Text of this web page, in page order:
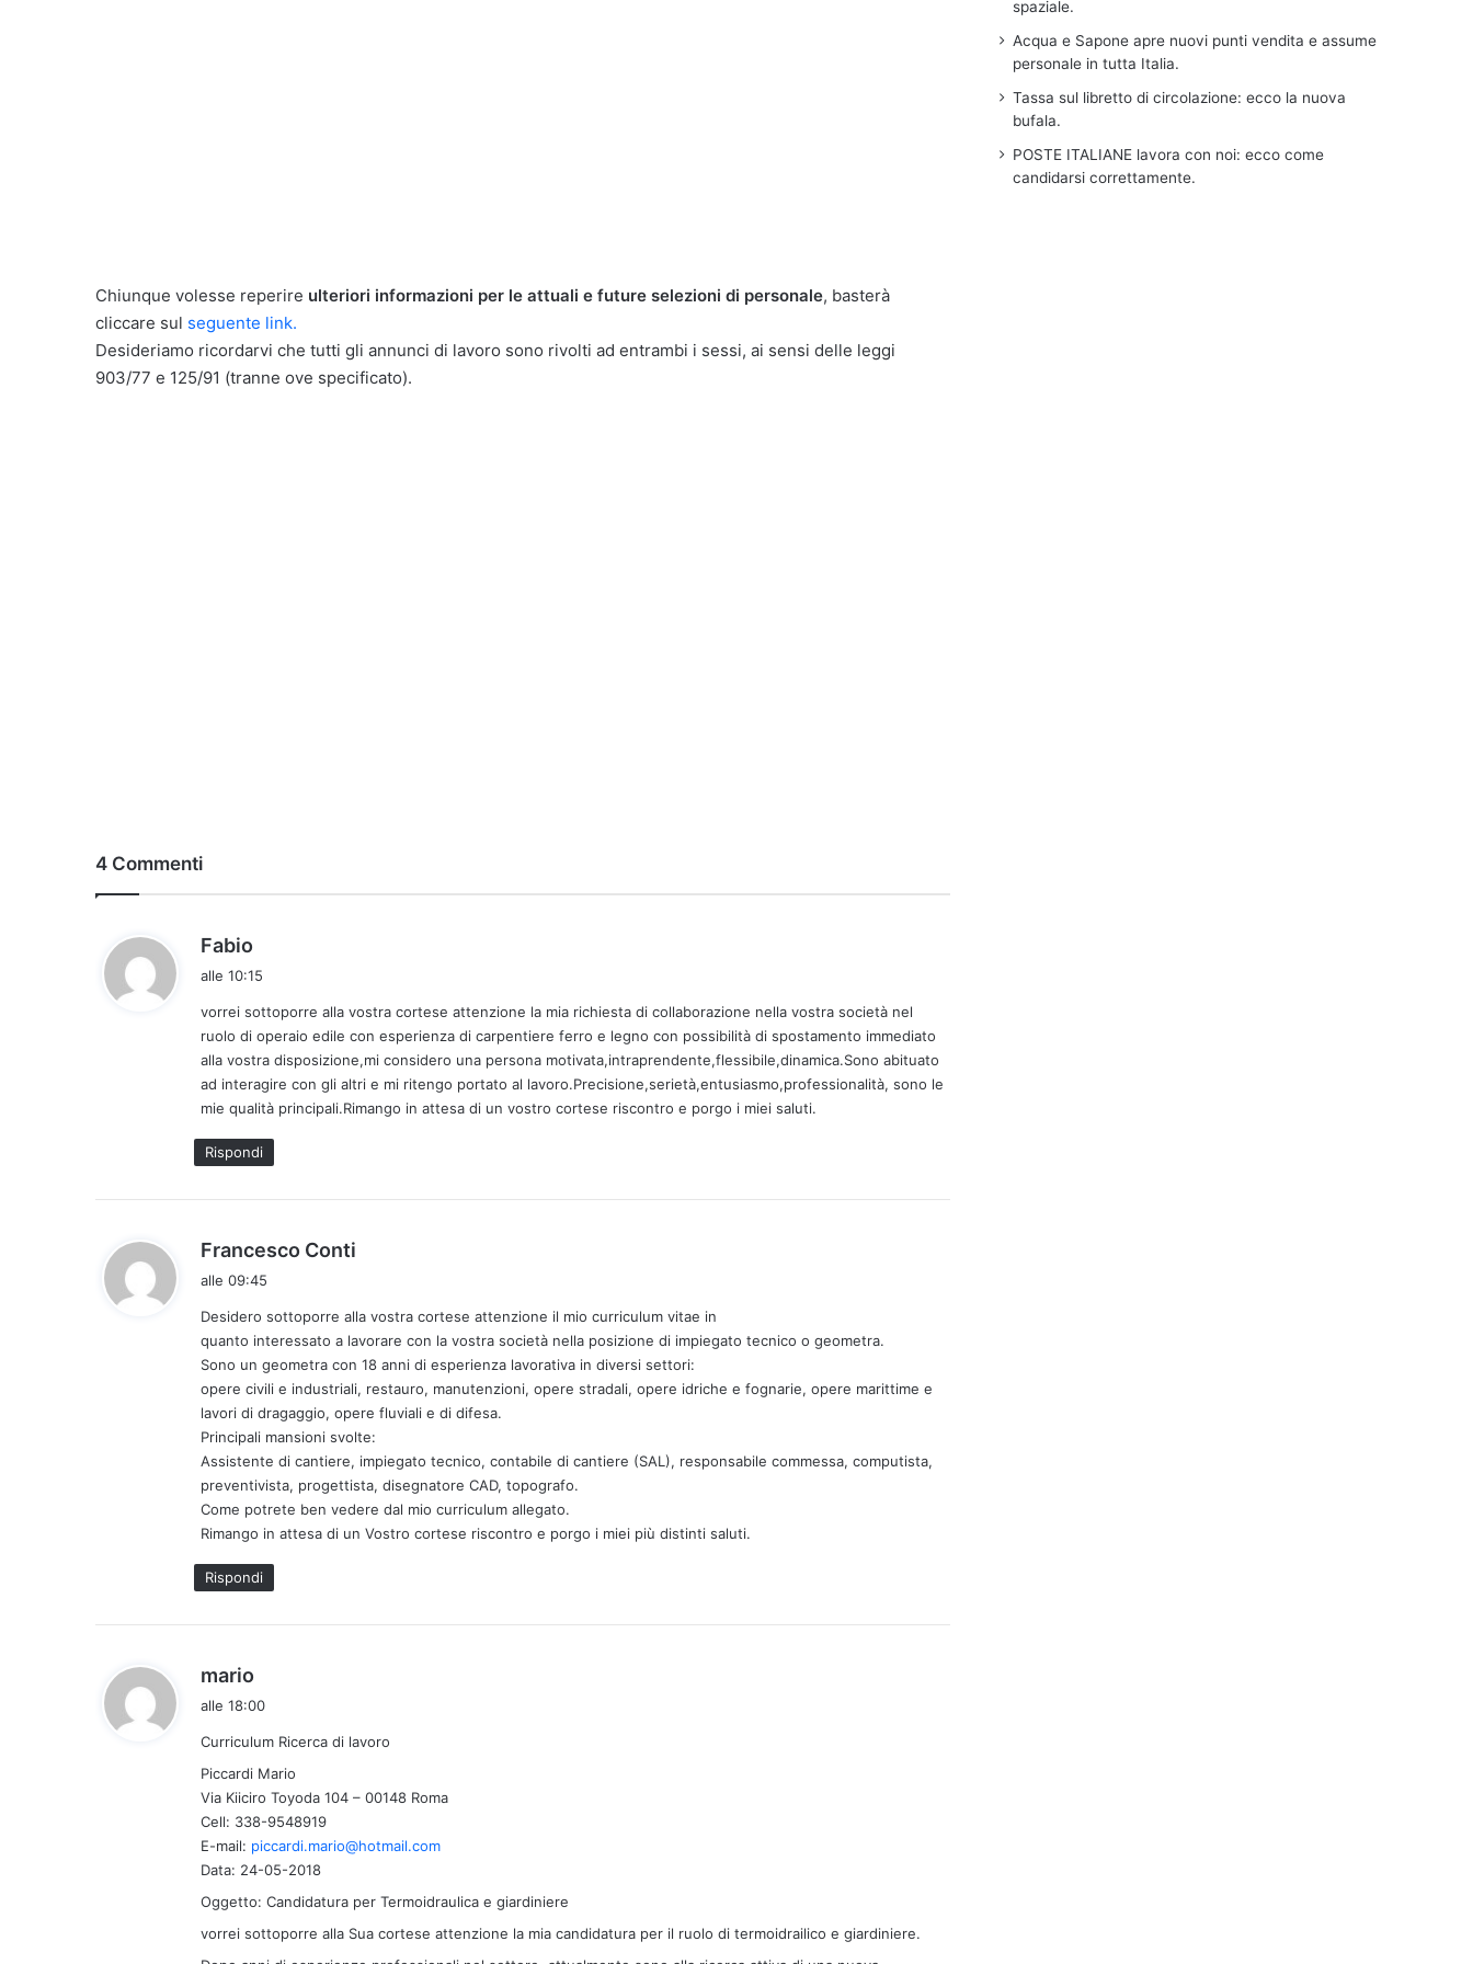
Chiunque volesse reperire ulteriori informazioni per le attuali e future selezioni di personale, basterà
cliccare sul seguente link.
Desideriamo ricordarvi che tutti gli annunci di lavoro sono rivolti ad entrambi i sessi, ai sensi delle leggi
903/77 e 125/91 (tranne ove specificato).
4 Commenti
Fabio
e
t
t
o
:
alle 10:15
vorrei sottoporre alla vostra cortese attenzione la mia richiesta di collaborazione nella vostra società nel
ruolo di operaio edile con esperienza di carpentiere ferro e legno con possibilità di spostamento immediato
alla vostra disposizione,mi considero una persona motivata,intraprendente,flessibile,dinamica.Sono abituato
ad interagire con gli altri e mi ritengo portato al lavoro.Precisione,serietà,entusiasmo,professionalità, sono le
mie qualità principali.Rimango in attesa di un vostro cortese riscontro e porgo i miei saluti.
Rispondi
Francesco Conti
e
t
o
:
alle 09:45
Desidero sottoporre alla vostra cortese attenzione il mio curriculum vitae in
quanto interessato a lavorare con la vostra società nella posizione di impiegato tecnico o geometra.
Sono un geometra con 18 anni di esperienza lavorativa in diversi settori:
opere civili e industriali, restauro, manutenzioni, opere stradali, opere idriche e fognarie, opere marittime e
lavori di dragaggio, opere fluviali e di difesa.
Principali mansioni svolte:
Assistente di cantiere, impiegato tecnico, contabile di cantiere (SAL), responsabile commessa, computista,
preventivista, progettista, disegnatore CAD, topografo.
Come potrete ben vedere dal mio curriculum allegato.
Rimango in attesa di un Vostro cortese riscontro e porgo i miei più distinti saluti.
Rispondi
mario
e
t
t
o
:
alle 18:00
Curriculum Ricerca di lavoro
Piccardi Mario
Via Kiiciro Toyoda 104 – 00148 Roma
Cell: 338-9548919
E-mail: piccardi.mario@hotmail.com
Data: 24-05-2018
Oggetto: Candidatura per Termoidraulica e giardiniere
vorrei sottoporre alla Sua cortese attenzione la mia candidatura per il ruolo di termoidrailico e giardiniere.
spaziale.
Acqua e Sapone apre nuovi punti vendita e assume
personale in tutta Italia.
Tassa sul libretto di circolazione: ecco la nuova
bufala.
POSTE ITALIANE lavora con noi: ecco come
candidarsi correttamente.